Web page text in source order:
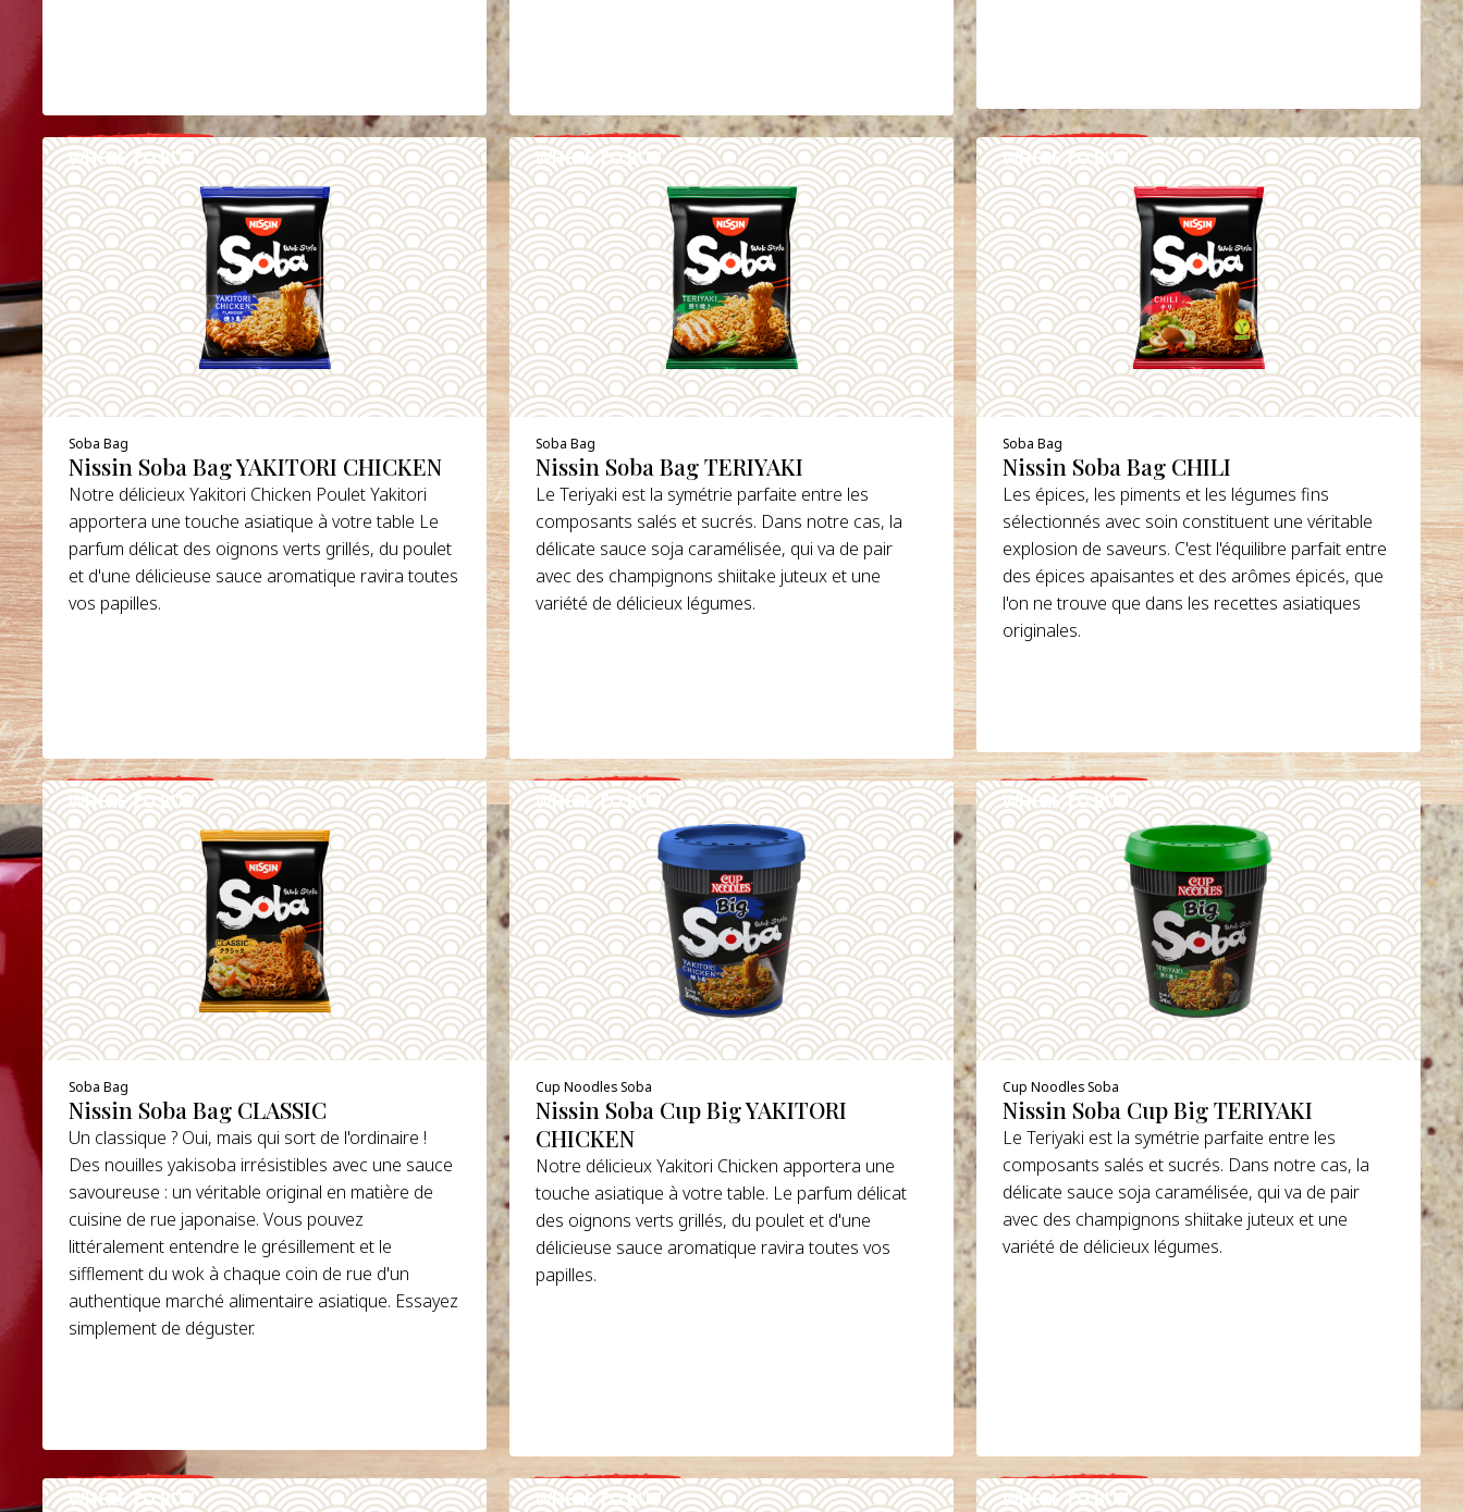
WHERE TO BUY
DETAILS
WHERE TO BUY
DETAILS
WHERE TO BUY
DETAILS
Soba Bag
Nissin Soba Bag YAKITORI CHICKEN
Notre délicieux Yakitori Chicken Poulet Yakitori
apportera une touche asiatique à votre table Le
parfum délicat des oignons verts grillés, du poulet
et d'une délicieuse sauce aromatique ravira toutes
vos papilles.
WHERE TO BUY
DETAILS
Soba Bag
Nissin Soba Bag TERIYAKI
Le Teriyaki est la symétrie parfaite entre les
composants salés et sucrés. Dans notre cas, la
délicate sauce soja caramélisée, qui va de pair
avec des champignons shiitake juteux et une
variété de délicieux légumes.
WHERE TO BUY
DETAILS
Soba Bag
Nissin Soba Bag CHILI
Les épices, les piments et les légumes fins
sélectionnés avec soin constituent une véritable
explosion de saveurs. C'est l'équilibre parfait entre
des épices apaisantes et des arômes épicés, que
l'on ne trouve que dans les recettes asiatiques
originales.
WHERE TO BUY
DETAILS
Soba Bag
Nissin Soba Bag CLASSIC
Un classique ? Oui, mais qui sort de l'ordinaire !
Des nouilles yakisoba irrésistibles avec une sauce
savoureuse : un véritable original en matière de
cuisine de rue japonaise. Vous pouvez
littéralement entendre le grésillement et le
sifflement du wok à chaque coin de rue d'un
authentique marché alimentaire asiatique. Essayez
simplement de déguster.
WHERE TO BUY
Cup Noodles Soba
Nissin Soba Cup Big YAKITORI
CHICKEN
Notre délicieux Yakitori Chicken apportera une
touche asiatique à votre table. Le parfum délicat
des oignons verts grillés, du poulet et d'une
délicieuse sauce aromatique ravira toutes vos
papilles.
WHERE TO BUY
Cup Noodles Soba
Nissin Soba Cup Big TERIYAKI
Le Teriyaki est la symétrie parfaite entre les
composants salés et sucrés. Dans notre cas, la
délicate sauce soja caramélisée, qui va de pair
avec des champignons shiitake juteux et une
variété de délicieux légumes.
WHERE TO BUY